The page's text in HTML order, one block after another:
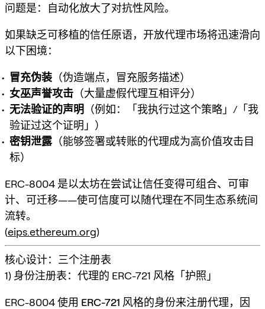
问题是： 自动化放大了对抗性风险。
如果缺乏可移植的信任原语，开放代理市场将迅速滑向
以下困境：
冒充伪装 （伪造端点，冒充服务描述）
女巫声誉攻击 （大量虚假代理互相评分）
无法验证的声明 （例如：「我执行过这个策略」/「我
验证过这个证明」）
密钥泄露（能够签署或转账的代理成为高价值攻击目
标）
ERC-8004 是以太坊在尝试让信任变得可组合、 可审
计、 可迁移——使可信度可以随代理在不同生态系统间
流转。
(eips.ethereum.org)
核心设计：三个注册表
1) 身份注册表：代理的 ERC-721 风格「护照」
ERC-8004 使用 ERC-721 风格的身份来注册代理，因